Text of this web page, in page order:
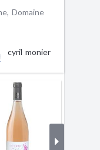
Domaine
cyril monier